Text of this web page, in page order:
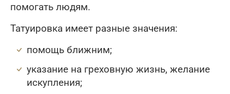
помогать людям.
Татуировка имеет разные значения:
помощь ближним;
указание на греховную жизнь, желание
искупления;